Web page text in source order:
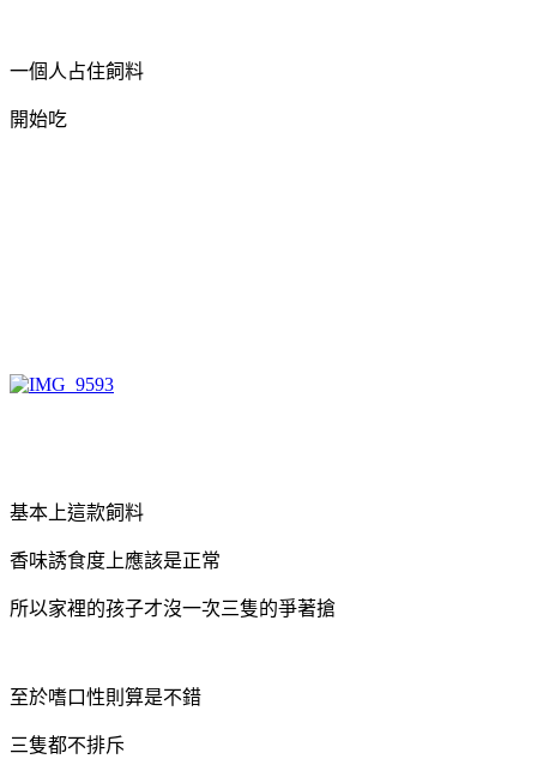
一個人占住飼料
開始吃
基本上這款飼料
香味誘食度上應該是正常
所以家裡的孩子才沒一次三隻的爭著搶
至於嗜口性則算是不錯
三隻都不排斥